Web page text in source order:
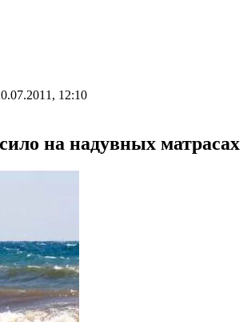
12:10
на надувных